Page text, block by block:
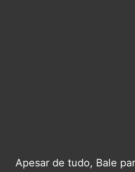
Apesar de tudo, Bale